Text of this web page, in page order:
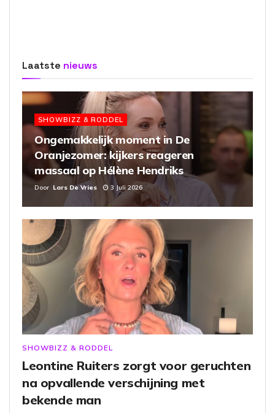
Laatste nieuws
SHOWBIZZ & RODDEL
Ongemakkelijk moment in De
Oranjezomer: kijkers reageren
massaal op Hélène Hendriks
Door Lars De Vries 3 Juli 2026
SHOWBIZZ & RODDEL
Leontine Ruiters zorgt voor geruchten
na opvallende verschijning met
bekende man